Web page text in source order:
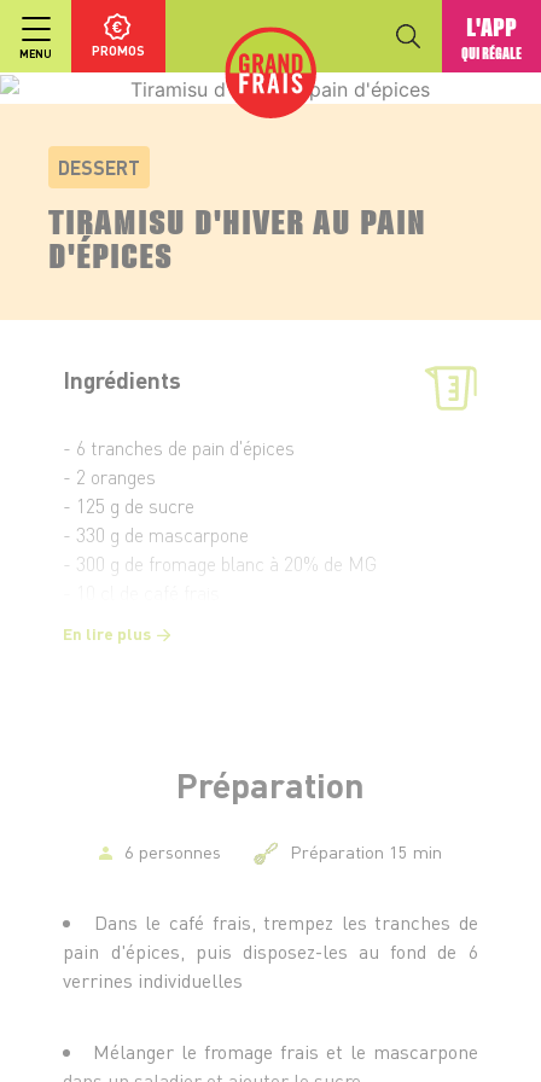
MENU PROMOS
L'APP
QUI RÉGALE
DESSERT
TIRAMISU D'HIVER AU PAIN
D'ÉPICES
Ingrédients
- 6 tranches de pain d'épices
- 2 oranges
- 125 g de sucre
- 330 g de mascarpone
- 300 g de fromage blanc à 20% de MG
En lire plus
Préparation
6 personnes Préparation 15 min
Dans le café frais, trempez les tranches de
pain d'épices, puis disposez-les au fond de 6
verrines individuelles
Mélanger le fromage frais et le mascarpone